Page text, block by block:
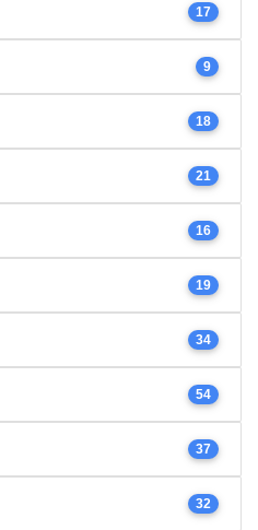
17
9
18
21
16
19
34
54
37
32